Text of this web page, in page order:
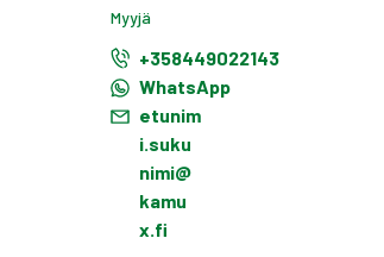
Myyjä
+358449022143
WhatsApp
etunim
i.suku
nimi@
kamu
x.fi